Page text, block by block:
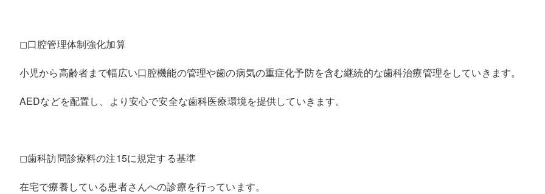
◻︎口腔管理体制強化加算
小児から高齢者まで幅広い口腔機能の管理や歯の病気の重症化予防を含む継続的な歯科治療管理をしていきます。
AEDなどを配置し、より安心で安全な歯科医療環境を提供していきます。
◻︎歯科訪問診療料の注15に規定する基準
在宅で療養している患者さんへの診療を行っています。